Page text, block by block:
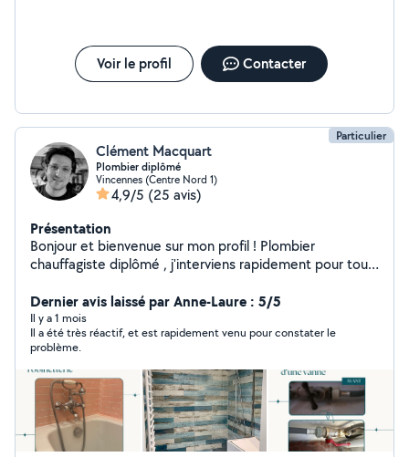
Voir le profil Contacter
Particulier
Clément Macquart
Plombier diplômé
Vincennes (Centre Nord 1)
4,9/5 (25 avis)
Présentation
Bonjour et bienvenue sur mon profil ! Plombier
chauffagiste diplômé , j'interviens rapidement pour tous
le respect des normes et avec des finitions propres et
durables. Mes prestations principales : Dépannage
plomberie (fuites, robinets, chasses d'eau, WC
bouchés) Installation et remplacement de sanitaires
(lavabo, évier, douche, baignoire, WC suspendu) Pose
et entretien de chauffe-eau (électrique, gaz, ballon
thermodynamique) ️ Petits travaux de chauffage
(radiateurs, robinetteries thermostatiques) Conseils et
installations conformes aux DTU et aux normes du
Dernier avis laissé par Anne-Laure : 5/5
Il y a 1 mois
Il a été très réactif, et est rapidement venu pour constater le
problème.